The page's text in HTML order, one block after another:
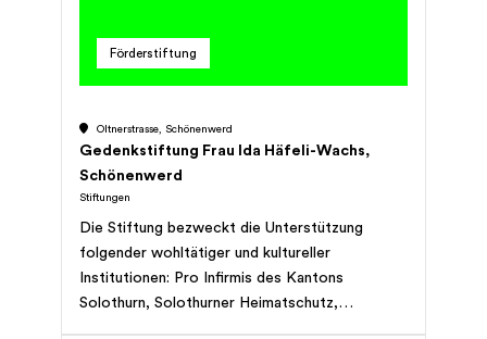
Förderstiftung
Oltnerstrasse, Schönenwerd
Gedenkstiftung Frau Ida Häfeli-Wachs,
Schönenwerd
Stiftungen
Die Stiftung bezweckt die Unterstützung
folgender wohltätiger und kultureller
Institutionen: Pro Infirmis des Kantons
Solothurn, Solothurner Heimatschutz,